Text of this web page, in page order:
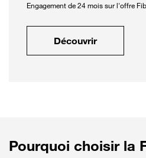
Engagement de 24 mois sur l'offre
Découvrir
Pourquoi choisir la